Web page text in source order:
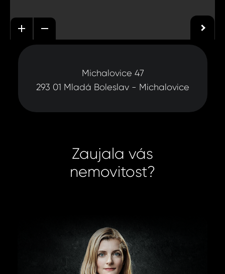
Michalovice 47
293 01 Mladá Boleslav - Michalovice
Zaujala vás
nemovitost?